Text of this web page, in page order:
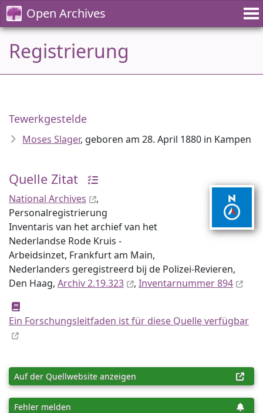
Open Archives
Registrierung
Tewerkgestelde
Moses Slager, geboren am 28. April 1880 in Kampen
Quelle Zitat
National Archives
,
Personalregistrierung
Inventaris van het archief van het
Nederlandse Rode Kruis -
Arbeidsinzet, Frankfurt am Main,
Nederlanders geregistreerd bij de Polizei-Revieren,
Den Haag, Archiv 2.19.323 , Inventar­nummer 894
Ein Forschungsleitfaden ist für diese Quelle verfügbar
Auf der Quellwebsite anzeigen
Fehler melden